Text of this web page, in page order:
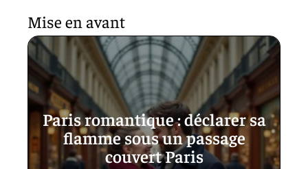
Mise en avant
Paris romantique : déclarer sa
flamme sous un passage
couvert Paris